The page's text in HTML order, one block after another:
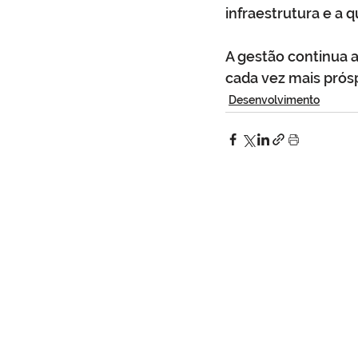
infraestrutura e a
A gestão continua
cada vez mais
Desenvolvimento